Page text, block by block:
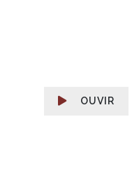
OUVIR